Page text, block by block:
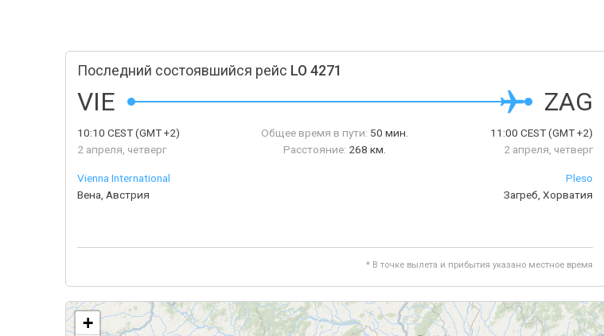
Последний состоявшийся рейс LO 4271
VIE ZAG
10:10 CEST(GMT +2)
2 апреля, четверг
Общее время в пути: 50 мин.
Расстояние: 268 км.
11:00 CEST(GMT +2)
2 апреля, четверг
Vienna International
Вена, Австрия
Pleso
Загреб, Хорватия
* В точке вылета и прибытия указано местное время
+